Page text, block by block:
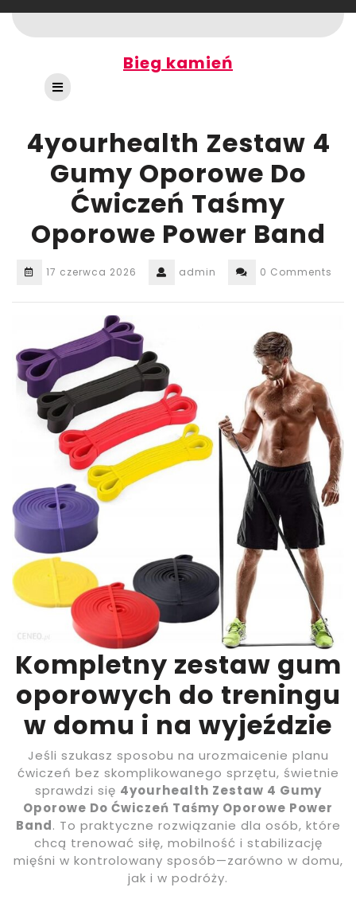
to
content
Bieg kamień
Open
Button
4yourhealth Zestaw 4
Gumy Oporowe Do
Ćwiczeń Taśmy
Oporowe Power Band
17 czerwca 2026 admin 0 Comments
Kompletny zestaw gum
oporowych do treningu
w domu i na wyjeździe
Jeśli szukasz sposobu na urozmaicenie planu
ćwiczeń bez skomplikowanego sprzętu, świetnie
sprawdzi się 4yourhealth Zestaw 4 Gumy
Oporowe Do Ćwiczeń Taśmy Oporowe Power
Band. To praktyczne rozwiązanie dla osób, które
chcą trenować siłę, mobilność i stabilizację
mięśni w kontrolowany sposób—zarówno w domu,
jak i w podróży.